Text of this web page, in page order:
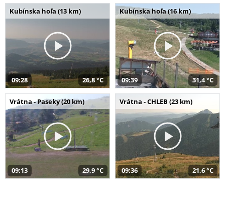
Kubínska hoľa (13 km)
09:28 26,8 °C
Kubínska hoľa (16 km)
09:39 31,4 °C
Vrátna - Paseky (20 km)
09:13 29,9 °C
Vrátna - CHLEB (23 km)
09:36 21,6 °C